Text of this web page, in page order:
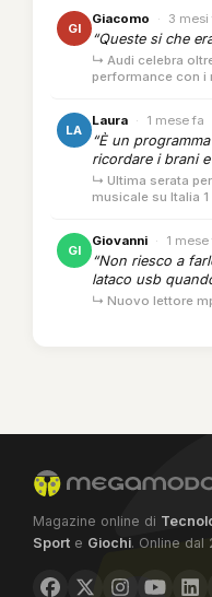
GI
Giacomo · 3 mesi
“Queste si che
↳ Audi celebra
performance con i
LA
Laura · 1 mese fa
“È un
ricordare i brani
↳ Ultima serata
musicale su Italia 1
GI
Giovanni · 1 mese
“Non riesco a
lataco usb
↳ Nuovo lettore
Magazine online di
Sport e Giochi. Online dal